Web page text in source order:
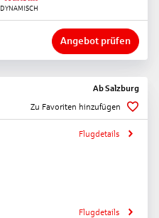
Angebot prüfen
AbSalzburg
Zu Favoriten hinzufügen
Flugdetails
Flugdetails